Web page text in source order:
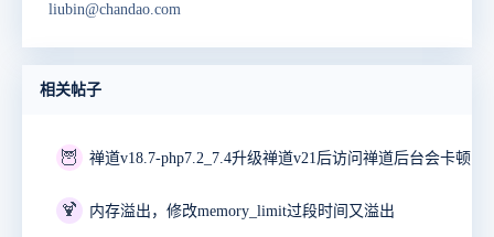
liubin@chandao.com
相关帖子
🦉 禅道v18.7-php7.2_7.4升级禅道v21后访问禅道后台会卡顿10
🍹 内存溢出，修改memory_limit过段时间又溢出